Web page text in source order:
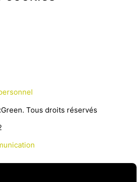
Tous droits réservés